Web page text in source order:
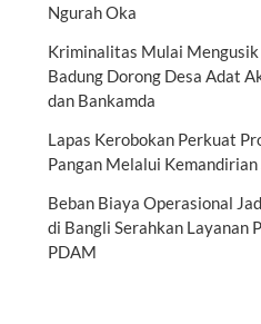
Ngurah Oka
Kriminalitas Mulai
Badung Dorong Desa Adat
dan Bankamda
Lapas Kerobokan Perkuat
Pangan Melalui Kemandirian
Beban Biaya Operasional
di Bangli Serahkan Layanan
PDAM